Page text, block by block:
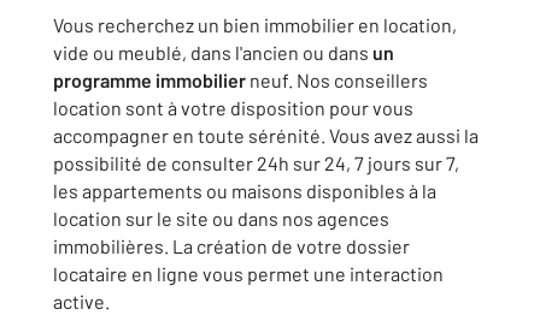
Vous recherchez un bien immobilier en location,
vide ou meublé, dans l'ancien ou dans un
programme immobilier neuf. Nos conseillers
location sont à votre disposition pour vous
accompagner en toute sérénité. Vous avez aussi la
possibilité de consulter 24h sur 24, 7 jours sur 7,
les appartements ou maisons disponibles à la
location sur le site ou dans nos agences
immobilières. La création de votre dossier
locataire en ligne vous permet une interaction
active.